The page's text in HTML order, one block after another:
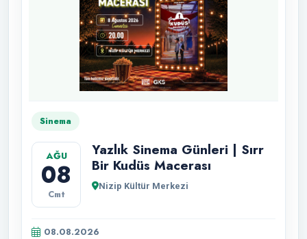
Sinema
AĞU
08
Cmt
Yazlık Sinema Günleri | Sırr
Bir Kudüs Macerası
Nizip Kültür Merkezi
08.08.2026